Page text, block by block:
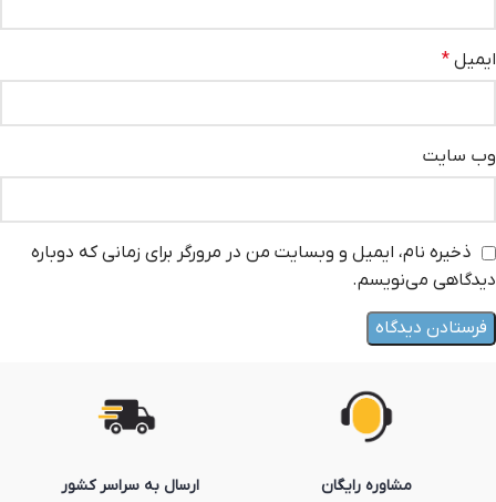
ایمیل *
وب‌ سایت
ذخیره نام، ایمیل و وبسایت من در مرورگر برای زمانی که دوباره
دیدگاهی می‌نویسم.
مشاوره رایگان ارسال به سراسر کشور